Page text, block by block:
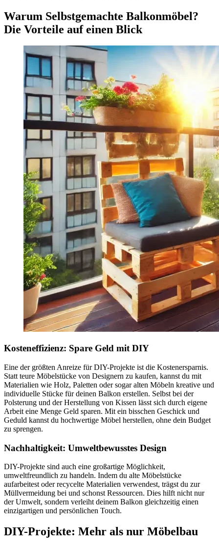
Warum Selbstgemachte Balkonmöbel?
Die Vorteile auf einen Blick
Kosteneffizienz: Spare Geld mit DIY
Eine der größten Anreize für DIY-Projekte ist die Kostenersparnis.
Statt teure Möbelstücke von Designern zu kaufen, kannst du mit
Materialien wie Holz, Paletten oder sogar alten Möbeln kreative und
individuelle Stücke für deinen Balkon erstellen. Selbst bei der
Polsterung und der Herstellung von Kissen lässt sich durch eigene
Arbeit eine Menge Geld sparen. Mit ein bisschen Geschick und
Geduld kannst du hochwertige Möbel herstellen, ohne dein Budget
zu sprengen.
Nachhaltigkeit: Umweltbewusstes Design
DIY-Projekte sind auch eine großartige Möglichkeit,
umweltfreundlich zu handeln. Indem du alte Möbelstücke
aufarbeitest oder recycelte Materialien verwendest, trägst du zur
Müllvermeidung bei und schonst Ressourcen. Dies hilft nicht nur
der Umwelt, sondern verleiht deinem Balkon gleichzeitig einen
einzigartigen und persönlichen Touch.
DIY-Projekte: Mehr als nur Möbelbau